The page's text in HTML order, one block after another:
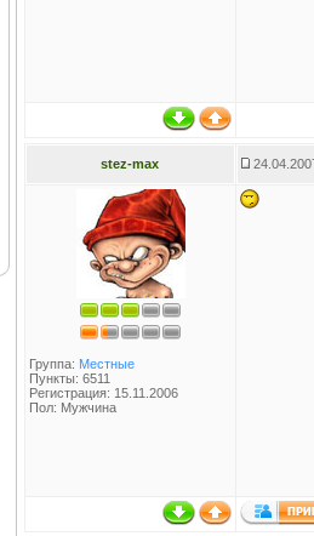
stez-max
Группа: Местные
Пункты: 6511
Регистрация: 15.11.2006
Пол: Мужчина